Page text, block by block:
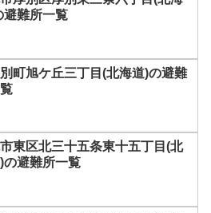
避難所一覧
町旭ケ丘三丁目(北海道)の避難
東区北三十五条東十五丁目(北
の避難所一覧